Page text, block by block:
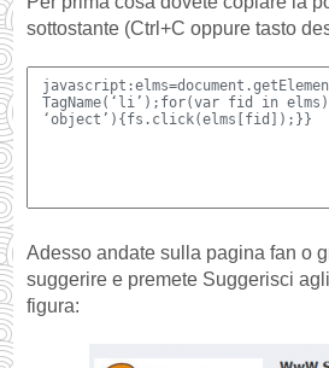
sottostante (Ctrl+C oppure tasto
Adesso andate sulla pagina fan o
suggerire e premete Suggerisci
figura: